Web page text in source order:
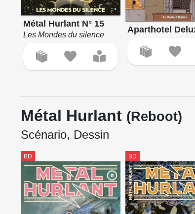
Métal Hurlant N° 15
Les Mondes du silence
Aparthotel
Métal Hurlant (Reboot)
Scénario, Dessin
BD BD